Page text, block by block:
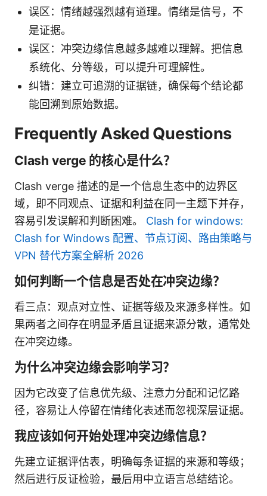
误区：情绪越强烈越有道理。情绪是信号，不
是证据。
误区：冲突边缘信息越多越难以理解。把信息
系统化、分等级，可以提升可理解性。
纠错：建立可追溯的证据链，确保每个结论都
能回溯到原始数据。
Frequently Asked Questions
Clash verge 的核心是什么？
Clash verge 描述的是一个信息生态中的边界区
域，即不同观点、证据和利益在同一主题下并存，
容易引发误解和判断困难。 Clash for windows:
Clash for Windows 配置、节点订阅、路由策略与
VPN 替代方案全解析 2026
如何判断一个信息是否处在冲突边缘？
看三点：观点对立性、证据等级及来源多样性。如
果两者之间存在明显矛盾且证据来源分散，通常处
在冲突边缘。
为什么冲突边缘会影响学习？
因为它改变了信息优先级、注意力分配和记忆路
径，容易让人停留在情绪化表述而忽视深层证据。
我应该如何开始处理冲突边缘信息？
先建立证据评估表，明确每条证据的来源和等级；
然后进行反证检验，最后用中立语言总结结论。